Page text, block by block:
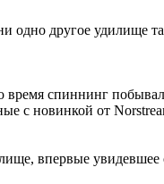
другое удилище
спиннинг
с новинкой от
впервые увидевшее